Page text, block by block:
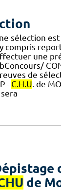
sélection
compris
une
de
- C.H.U. de
de